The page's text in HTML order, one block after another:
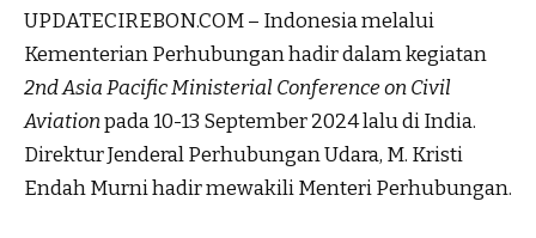
UPDATECIREBON.COM – Indonesia melalui
Kementerian Perhubungan hadir dalam kegiatan
2nd Asia Pacific Ministerial Conference on Civil
Aviationpada 10-13 September 2024 lalu di India.
Direktur Jenderal Perhubungan Udara, M. Kristi
Endah Murni hadir mewakili Menteri Perhubungan.